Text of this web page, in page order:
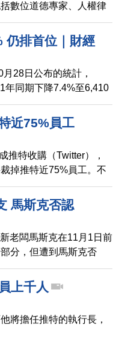
數位道德專家、人權律
仍排首位｜財經
28日公布的統計，
年同期下降7.4%至6,410
在全球智慧手機市場的
近75%員工
推特收購（Twitter），
掉推特近75%員工。不
日向員工發送電子郵件澄
馬斯克否認
老闆馬斯克在11月1日前
分，但遭到馬斯克否
上千人
將擔任推特的執行長，